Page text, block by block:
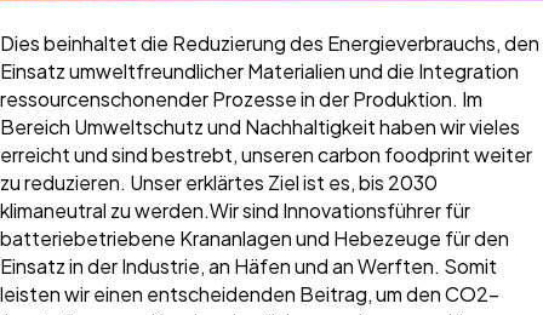
​​Dies beinhaltet die Reduzierung des Energieverbrauchs, den
Einsatz umweltfreundlicher Materialien und die Integration
ressourcenschonender Prozesse in der Produktion. Im
Bereich Umweltschutz und Nachhaltigkeit haben wir vieles
erreicht und sind bestrebt, unseren carbon foodprint weiter
zu reduzieren. Unser erklärtes Ziel ist es, bis 2030
klimaneutral zu werden.​​Wir sind Innovationsführer für
batteriebetriebene Krananlagen und Hebezeuge für den
Einsatz in der Industrie, an Häfen und an Werften. Somit
leisten wir einen entscheidenden Beitrag, um den CO2-